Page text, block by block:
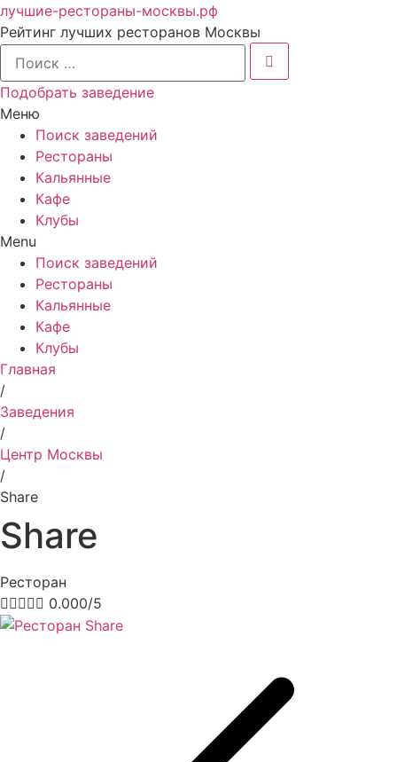
лучшие-рестораны-москвы.рф
Рейтинг лучших ресторанов Москвы
Подобрать заведение
Меню
Поиск заведений
Рестораны
Кальянные
Кафе
Клубы
Menu
Поиск заведений
Рестораны
Кальянные
Кафе
Клубы
Главная
/
Заведения
/
Центр Москвы
/
Share
Share
Ресторан
 0.000/5